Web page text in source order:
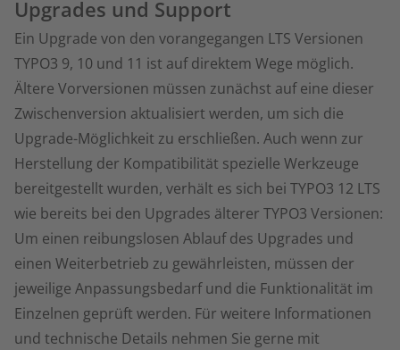
Upgrades und Support
Ein Upgrade von den vorangegangen LTS Versionen
TYPO3 9, 10 und 11 ist auf direktem Wege möglich.
Ältere Vorversionen müssen zunächst auf eine dieser
Zwischenversion aktualisiert werden, um sich die
Upgrade-Möglichkeit zu erschließen. Auch wenn zur
Herstellung der Kompatibilität spezielle Werkzeuge
bereitgestellt wurden, verhält es sich bei TYPO3 12 LTS
wie bereits bei den Upgrades älterer TYPO3 Versionen:
Um einen reibungslosen Ablauf des Upgrades und
einen Weiterbetrieb zu gewährleisten, müssen der
jeweilige Anpassungsbedarf und die Funktionalität im
Einzelnen geprüft werden. Für weitere Informationen
und technische Details nehmen Sie gerne mit